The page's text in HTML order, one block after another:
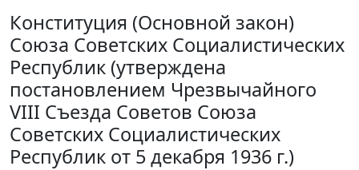
Конституция (Основной закон)
Союза Советских Социалистических
Республик (утверждена
постановлением Чрезвычайного
VIII Съезда Советов Союза
Советских Социалистических
Республик от 5 декабря 1936 г.)